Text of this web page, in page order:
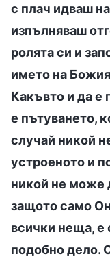
с плач идваш
изпълняваш
ролята си и
името на
Какъвто и да е
е пътуването,
случай никой
устроеното и
никой не може
защото само
всички неща, е
подобно дело.